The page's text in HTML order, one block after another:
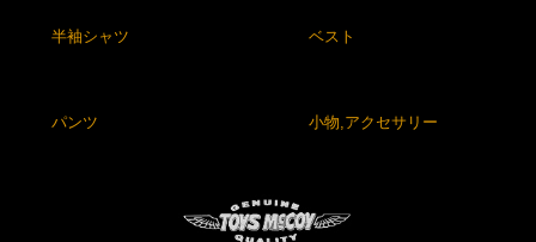
半袖シャツ ベスト
パンツ 小物,アクセサリー